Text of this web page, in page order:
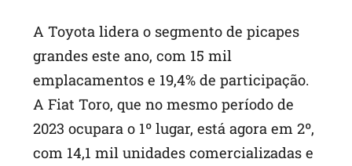
A Toyota lidera o segmento de picapes
grandes este ano, com 15 mil
emplacamentos e 19,4% de participação.
A Fiat Toro, que no mesmo período de
2023 ocupara o 1º lugar, está agora em 2º,
com 14,1 mil unidades comercializadas e